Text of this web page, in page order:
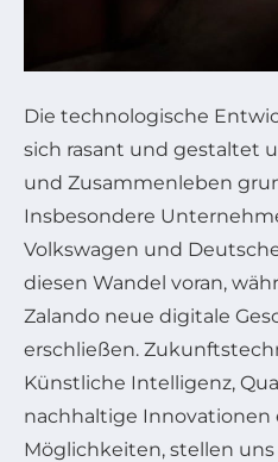
Die technologische
sich rasant und gestaltet
und Zusammenleben
Insbesondere
Volkswagen und
diesen Wandel voran,
Zalando neue digitale
erschließen.
Künstliche Intelligenz,
nachhaltige
Möglichkeiten, stellen